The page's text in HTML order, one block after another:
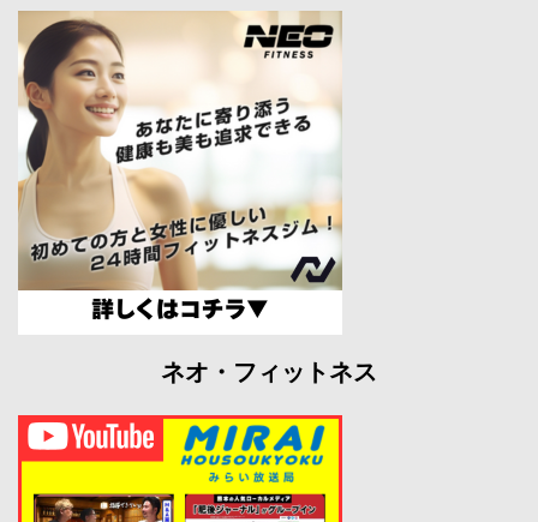
ネオ・フィットネス